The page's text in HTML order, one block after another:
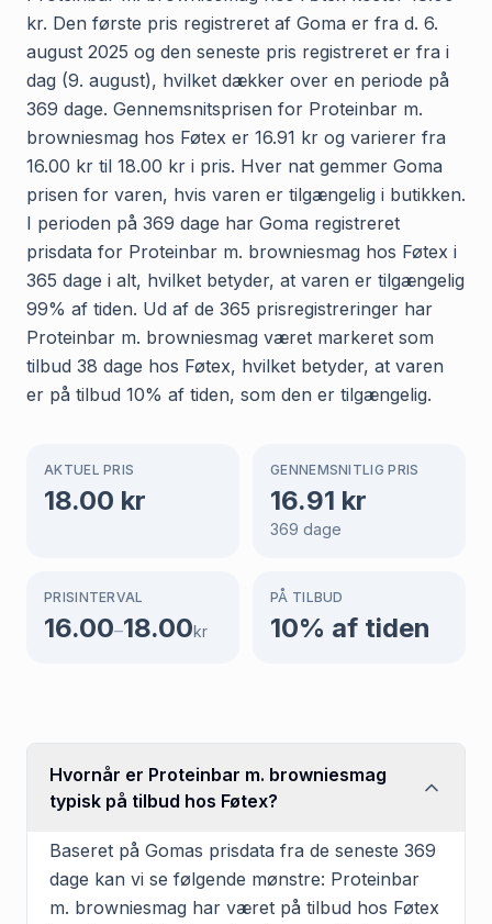
kr. Den første pris registreret af Goma er fra d. 6.
august 2025 og den seneste pris registreret er fra i
dag (9. august), hvilket dækker over en periode på
369 dage. Gennemsnitsprisen for Proteinbar m.
browniesmag hos Føtex er 16.91 kr og varierer fra
16.00 kr til 18.00 kr i pris. Hver nat gemmer Goma
prisen for varen, hvis varen er tilgængelig i butikken.
I perioden på 369 dage har Goma registreret
prisdata for Proteinbar m. browniesmag hos Føtex i
365 dage i alt, hvilket betyder, at varen er tilgængelig
99% af tiden. Ud af de 365 prisregistreringer har
Proteinbar m. browniesmag været markeret som
tilbud 38 dage hos Føtex, hvilket betyder, at varen
er på tilbud 10% af tiden, som den er tilgængelig.
AKTUEL PRIS
18.00 kr
GENNEMSNITLIG PRIS
16.91 kr
369 dage
PRISINTERVAL
16.00–18.00kr
PÅ TILBUD
10% af tiden
Hvornår er Proteinbar m. browniesmag
typisk på tilbud hos Føtex?
Baseret på Gomas prisdata fra de seneste 369
dage kan vi se følgende mønstre: Proteinbar
m. browniesmag har været på tilbud hos Føtex